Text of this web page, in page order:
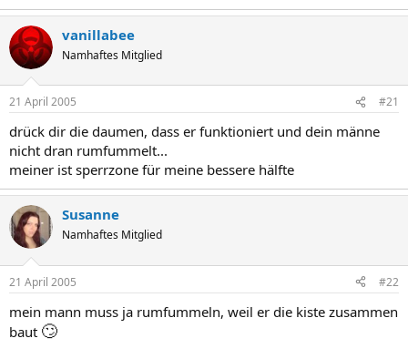
vanillabee
Namhaftes Mitglied
21 April 2005 #21
drück dir die daumen, dass er funktioniert und dein männe
nicht dran rumfummelt...
meiner ist sperrzone für meine bessere hälfte
Susanne
Namhaftes Mitglied
21 April 2005 #22
mein mann muss ja rumfummeln, weil er die kiste zusammen
baut 🙄